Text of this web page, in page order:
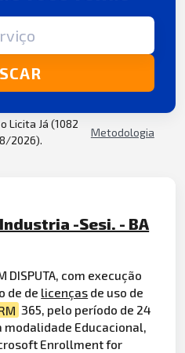
Licita Já (1082
2026).
Metodologia
-Sesi. - BA
DISPUTA, com execução
de de licenças de uso de
365, pelo período de 24
modalidade Educacional,
Enrollment for